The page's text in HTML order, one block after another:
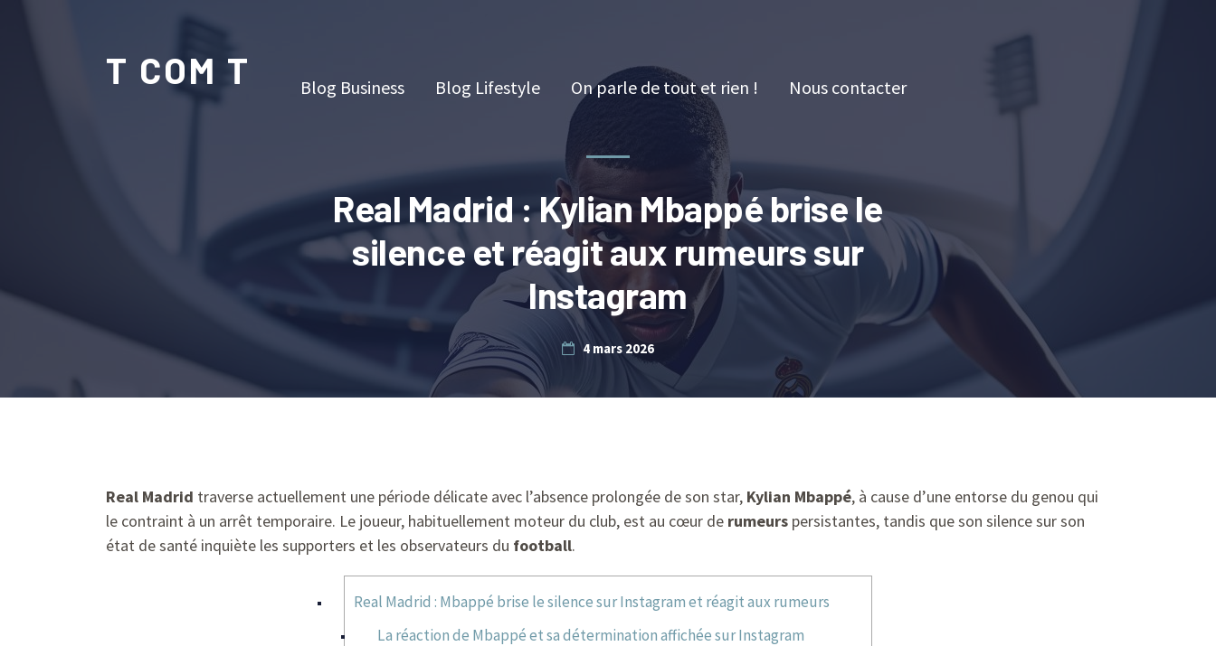
T COM T Blog Business Blog Lifestyle On parle de tout et rien ! Nous contacter
Real Madrid : Kylian Mbappé brise le
silence et réagit aux rumeurs sur
Instagram
4 mars 2026
Real Madrid traverse actuellement une période délicate avec l’absence prolongée de son star, Kylian Mbappé, à cause d’une entorse du genou qui
le contraint à un arrêt temporaire. Le joueur, habituellement moteur du club, est au cœur de rumeurs persistantes, tandis que son silence sur son
état de santé inquiète les supporters et les observateurs du football.
Real Madrid : Mbappé brise le silence sur Instagram et réagit aux rumeurs
La réaction de Mbappé et sa détermination affichée sur Instagram